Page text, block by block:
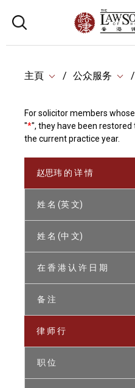
主頁 公众服务
For solicitor members
"*", they have been
the current practice year.
赵思玮 的 详 情
姓 名 (英 文)
姓 名 (中 文)
在 香 港 认 许 日 期
备 注
律 师 行
职 位